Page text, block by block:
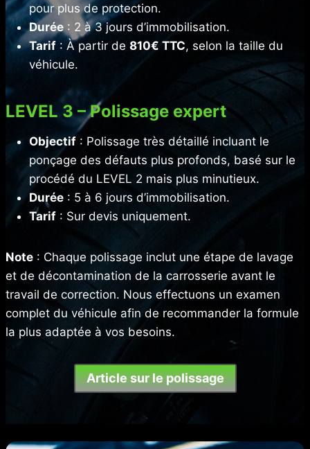
pour plus de protection.
Durée: 2 à 3 jours d’immobilisation.
Tarif : À partir de 810€ TTC, selon la taille du
véhicule.
LEVEL 3 – Polissage expert
Objectif : Polissage très détaillé incluant le
ponçage des défauts plus profonds, basé sur le
procédé du LEVEL 2 mais plus minutieux.
Durée : 5 à 6 jours d’immobilisation.
Tarif : Sur devis uniquement.
Note : Chaque polissage inclut une étape de lavage
et de décontamination de la carrosserie avant le
travail de correction. Nous effectuons un examen
complet du véhicule afin de recommander la formule
la plus adaptée à vos besoins.
Article sur le polissage